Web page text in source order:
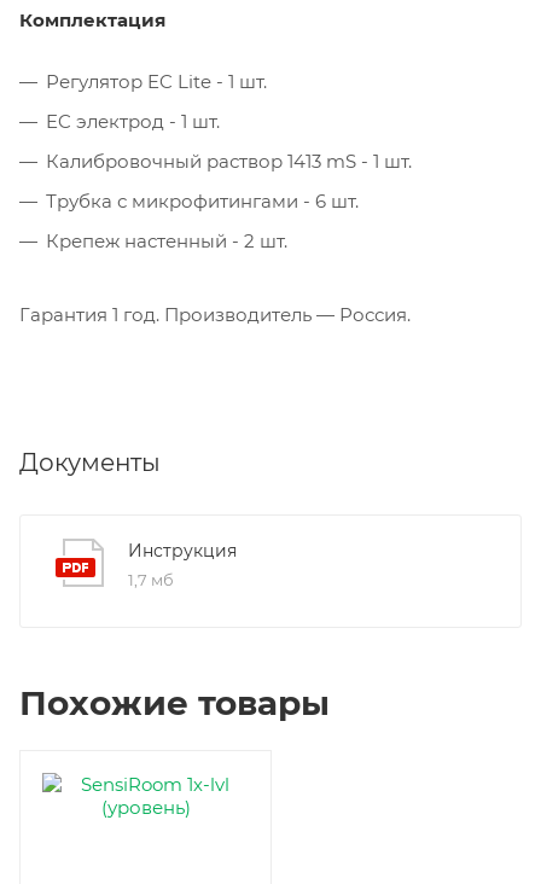
Комплектация
Регулятор EC Lite - 1 шт.
EC электрод - 1 шт.
Калибровочный раствор 1413 mS - 1 шт.
Трубка с микрофитингами - 6 шт.
Крепеж настенный - 2 шт.
Гарантия 1 год. Производитель — Россия.
Документы
Инструкция
1,7 мб
Похожие товары